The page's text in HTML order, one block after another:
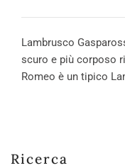
Ricerca
Lambrusco
scuro e più corposo
Romeo è un tipico